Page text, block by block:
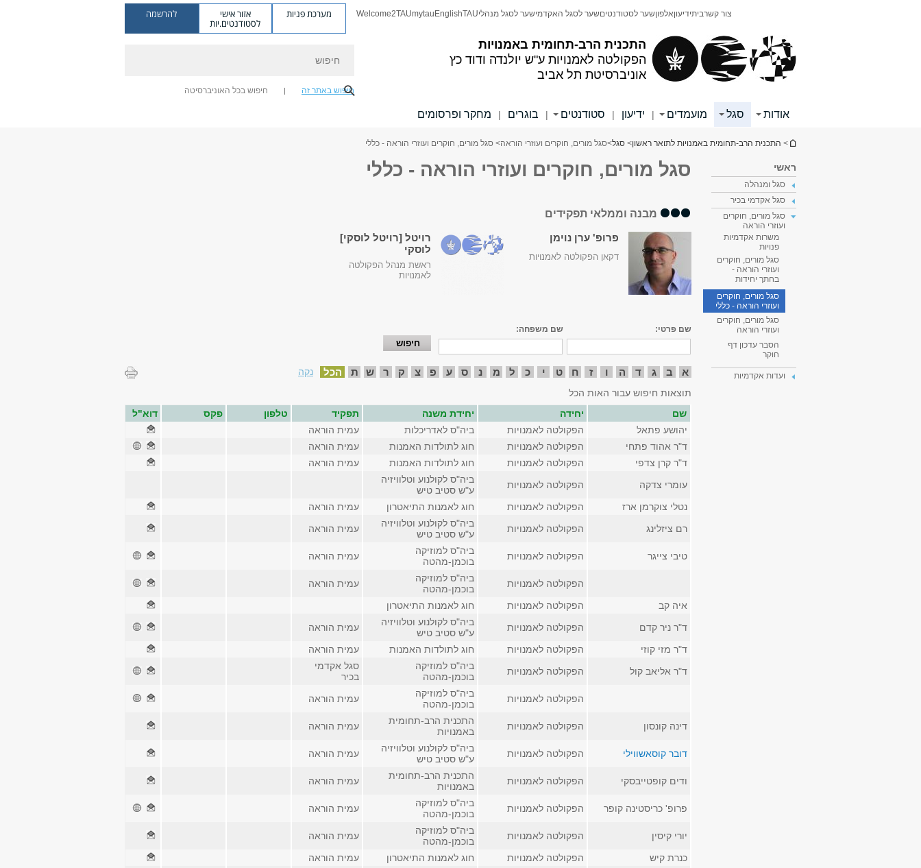
התכנית הרב-תחומית באמנויות
הפקולטה לאמנויות ע"ש יולנדה ודוד כץ
אוניברסיטת תל אביב
צור קשרביתידיעוןאלפוןשער לסטודנטיםשער לסגל האקדמישער לסגל מנהליTAU
English
mytau
Welcome2TAU מערכת פניות אזור אישי
לסטודנטים.יות
להרשמה
חיפוש באתר זה חיפוש בכל האוניברסיטה
אודות סגל מועמדים | ידיעון | סטודנטים | בוגרים | מחקר ופרסומים
הינך נמצא כאן
> התכנית הרב-תחומית באמנויות לתואר ראשון> סגל>סגל מורים, חוקרים ועוזרי הוראה> סגל מורים, חוקרים ועוזרי הוראה - כללי
ראשי
סגל ומנהלה
סגל אקדמי בכיר
סגל מורים, חוקרים
ועוזרי הוראה
משרות אקדמיות
פנויות
סגל מורים, חוקרים
ועוזרי הוראה -
בחתך יחידות
סגל מורים, חוקרים
ועוזרי הוראה - כללי
סגל מורים, חוקרים
ועוזרי הוראה
הסבר עדכון דף
חוקר
ועדות אקדמיות
סגל מורים, חוקרים ועוזרי הוראה - כללי
מבנה וממלאי תפקידים
פרופ' ערן נוימן
דקאן הפקולטה לאמנויות
רויטל [רויטל לוסקי]
לוסקי
ראשת מנהל הפקולטה
לאמנויות
שם פרטי: שם משפחה:
א ב ג ד ה ו ז ח ט י כ ל מ נ ס ע פ צ ק ר ש ת הכל
נקה
תוצאות חיפוש עבור האות הכל
שם
יחידה יחידת משנה תפקיד טלפון פקס
דוא"ל
יהושע פתאל
הפקולטה לאמנויות ביה"ס לאדריכלות
עמית הוראה
ד"ר אהוד פתחי
הפקולטה לאמנויות חוג לתולדות האמנות
עמית הוראה
ד"ר קרן צדפי
הפקולטה לאמנויות חוג לתולדות האמנות
עמית הוראה
עומרי צדקה
הפקולטה לאמנויות
ביה"ס לקולנוע וטלוויזיה
ע"ש סטיב טיש
נטלי צוקרמן ארז
הפקולטה לאמנויות חוג לאמנות התיאטרון
עמית הוראה
רם ציזלינג
הפקולטה לאמנויות
ביה"ס לקולנוע וטלוויזיה
ע"ש סטיב טיש
עמית הוראה
טיבי צייגר הפקולטה לאמנויות
ביה"ס למוזיקה
בוכמן-מהטה
עמית הוראה
הפקולטה לאמנויות
ביה"ס למוזיקה
בוכמן-מהטה
עמית הוראה
איה קב
הפקולטה לאמנויות
חוג לאמנות התיאטרון
ד"ר ניר קדם
הפקולטה לאמנויות
ביה"ס לקולנוע וטלוויזיה
ע"ש סטיב טיש
עמית הוראה
ד"ר מזי קוזי
הפקולטה לאמנויות חוג לתולדות האמנות
עמית הוראה
ד"ר אליאב קול
הפקולטה לאמנויות
ביה"ס למוזיקה
בוכמן-מהטה
סגל אקדמי
בכיר
הפקולטה לאמנויות
ביה"ס למוזיקה
בוכמן-מהטה
עמית הוראה
דינה קונסון הפקולטה לאמנויות
התכנית הרב-תחומית
באמנויות
עמית הוראה
דובר קוסאשווילי הפקולטה לאמנויות
ביה"ס לקולנוע וטלוויזיה
ע"ש סטיב טיש
עמית הוראה
ודים קופטייבסקי הפקולטה לאמנויות
התכנית הרב-תחומית
באמנויות
עמית הוראה
פרופ' כריסטינה קופר הפקולטה לאמנויות
ביה"ס למוזיקה
בוכמן-מהטה
עמית הוראה
יורי קיסין הפקולטה לאמנויות
ביה"ס למוזיקה
בוכמן-מהטה
עמית הוראה
כנרת קיש
הפקולטה לאמנויות חוג לאמנות התיאטרון
עמית הוראה